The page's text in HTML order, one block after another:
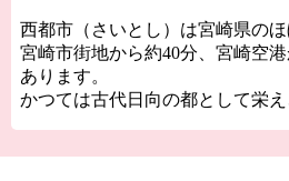
西都市（さいとし）は宮崎県の
宮崎市街地から約40分、宮崎空
あります。
かつては古代日向の都として栄